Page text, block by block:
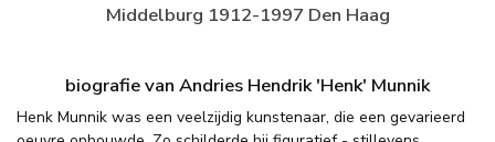
Middelburg 1912-1997 Den Haag
biografie van Andries Hendrik 'Henk' Munnik
Henk Munnik was een veelzijdig kunstenaar, die een gevarieerd